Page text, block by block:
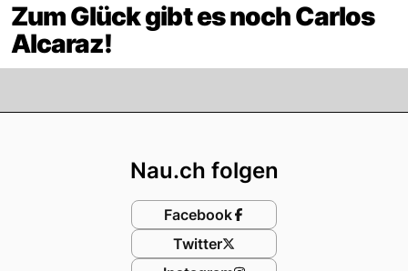
Zum Glück gibt es noch Carlos
Alcaraz!
Nau.ch folgen
Facebook
Twitter